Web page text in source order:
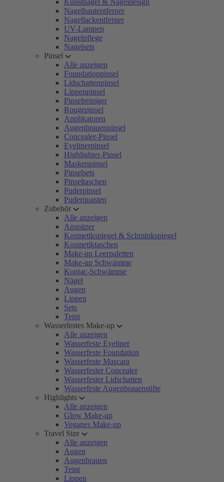
Kunstnägel & Nageldesign
Nagelhautentferner
Nagellackentferner
UV-Lampen
Nagelpflege
Nagelsets
Pinsel
Alle anzeigen
Foundationpinsel
Lidschattenpinsel
Lippenpinsel
Pinselreiniger
Rougepinsel
Applikatoren
Augenbrauenpinsel
Concealer-Pinsel
Eyelinerpinsel
Highlighter-Pinsel
Maskenpinsel
Pinselsets
Pinseltaschen
Puderpinsel
Puderquasten
Zubehör
Alle anzeigen
Anspitzer
Kosmetikspiegel & Schminkspiegel
Kosmetiktaschen
Make-up Leerpaletten
Make-up Schwämme
Konjac-Schwämme
Nägel
Augen
Lippen
Sets
Teint
Wasserfestes Make-up
Alle anzeigen
Wasserfeste Eyeliner
Wasserfeste Foundation
Wasserfeste Mascara
Wasserfester Concealer
Wasserfester Lidschatten
Wasserfeste Augenbrauenstifte
Highlights
Alle anzeigen
Glow Make-up
Veganes Make-up
Travel Size
Alle anzeigen
Augen
Augenbrauen
Teint
Lippen